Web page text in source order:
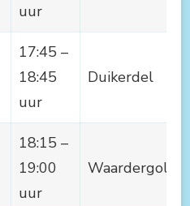
uur
17:45 –
18:45
uur
Duikerdel
18:15 –
19:00
uur
Waardergolf